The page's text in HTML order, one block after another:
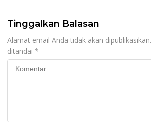
Tinggalkan Balasan
Alamat email Anda tidak akan dipublikasikan.
ditandai *